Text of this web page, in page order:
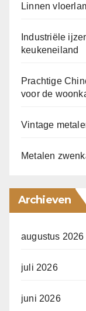
Linnen
Industriële
keukeneiland
Prachtige
voor de
Vintage
Metalen
Archieven
augustus 2026
juli 2026
juni 2026